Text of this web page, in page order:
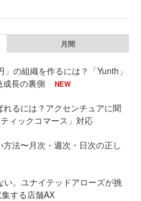
月間
の組織を作るには？「Yunth」
成長の裏側
NEW
るには？アクセンチュアに聞
ィックコマース」対応
法〜月次・週次・日次の正し
い。ユナイテッドアローズが挑
する店舗AX